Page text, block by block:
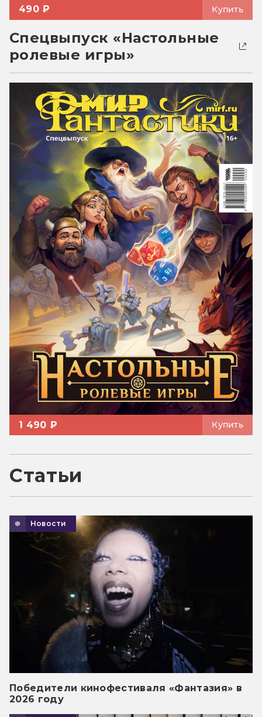
490 ₽ Купить
Спецвыпуск «Настольные
ролевые игры»
1 490 ₽ Купить
Статьи
Новости
Победители кинофестиваля «Фантазия» в
2026 году